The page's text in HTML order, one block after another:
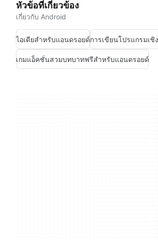
หัวข้อที่เกี่ยวข้อง
เกี่ยวกับ Android
ไอเดียสำหรับแอนดรอยด์การเขียนโปรแกรมเชิ
เกมแอ็คชั่นสวมบทบาทฟรีสำหรับแอนดรอยด์